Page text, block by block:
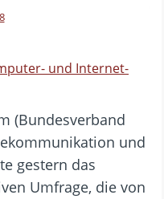
und Internet-
(Bundesverband
und
gestern das
Umfrage, die von